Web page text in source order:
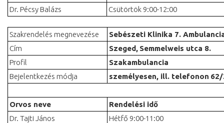
Dr. Pécsy Balázs
Csütörtök 9:00-12:00
Szakrendelés megnevezése
Sebészeti Klinika 7.
Cím
Szeged, Semmelweis utca 8.
Profil
Szakambulancia
Bejelentkezés módja
személyesen, ill. telefonon
Orvos neve
Rendelési idő
Dr. Tajti János
Hétfő 9:00-11:00